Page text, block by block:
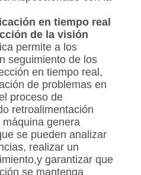
en tiempo real
de la visión
permite a los
seguimiento de los
en tiempo real,
de problemas en
proceso de
retroalimentación
genera
se pueden analizar
realizar un
garantizar que
se mantenga